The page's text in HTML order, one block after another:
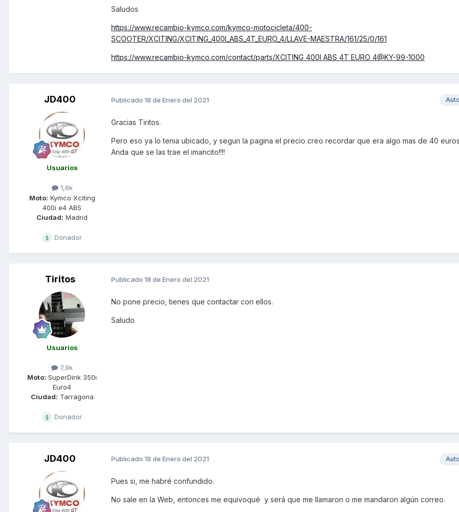
Aunque no descarto la opción de "eliminar" la tapita, pero...¿Cómo seria?
Gracias
Saludos
https://www.recambio-kymco.com/kymco-motocicleta/400-
SCOOTER/XCITING/XCITING_400I_ABS_4T_EURO_4/LLAVE-MAESTRA/161/25/0/161
https://www.recambio-kymco.com/contact/parts/XCITING 400I ABS 4T EURO 4@KY-99-1000
JD400
Usuarios
1,6k
Moto: Kymco Xciting
400i e4 ABS
Ciudad: Madrid
Donador
Publicado 18 de Enero del 2021
Gracias Tiritos.
Pero eso ya lo tenia ubicado, y segun la pagina el precio creo recordar que era algo mas de 40
Anda que se las trae el imancito!!!!
Tiritos
Usuarios
7,9k
Moto: SuperDink 350i
Euro4
Ciudad: Tarragona
Donador
Publicado 18 de Enero del 2021
No pone precio, tienes que contactar con ellos.
Saludo
JD400 Publicado 18 de Enero del 2021
Pues si, me habré confundido.
No sale en la Web, entonces me equivoqué y será que me llamaron o me mandaron algún correo.